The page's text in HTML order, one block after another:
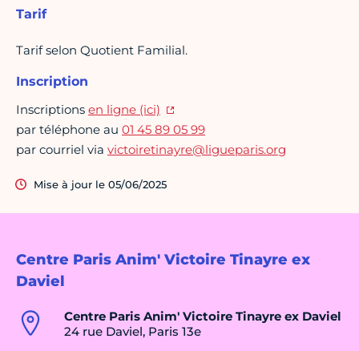
Centre Paris Anim' Victoire Tinayre ex
Daviel
Centre Paris Anim' Victoire Tinayre ex Daviel
24 rue Daviel, Paris 13e
Tarif
Tarif selon Quotient Familial.
Inscription
Inscriptions en ligne (ici)
par téléphone au 01 45 89 05 99
par courriel via victoiretinayre@ligueparis.org
Mise à jour le 05/06/2025